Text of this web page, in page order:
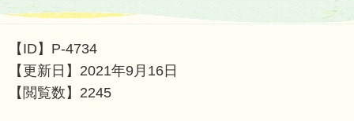
【ID】 P-4734
【更新日】 2021年9月16日
【閲覧数】 2245